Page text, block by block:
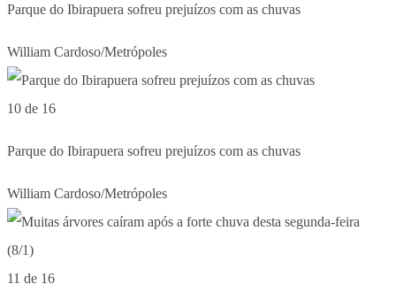
Parque do Ibirapuera sofreu prejuízos com as chuvas
William Cardoso/Metrópoles
10 de 16
Parque do Ibirapuera sofreu prejuízos com as chuvas
William Cardoso/Metrópoles
11 de 16